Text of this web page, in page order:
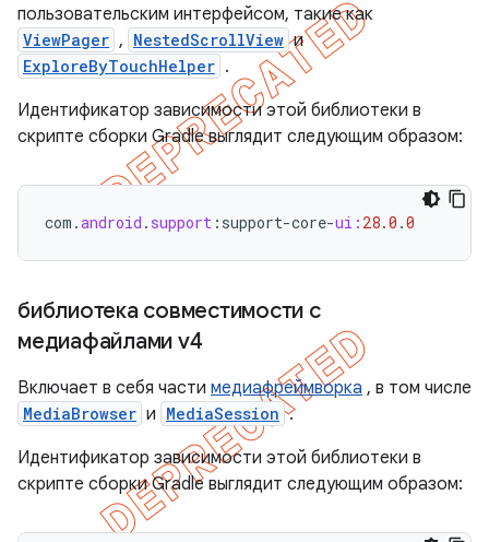
пользовательским интерфейсом, такие как
ViewPager , NestedScrollView и
ExploreByTouchHelper .
Идентификатор зависимости этой библиотеки в
скрипте сборки Gradle выглядит следующим образом:
com .android . support : support-core-ui: 28.0 .0
библиотека совместимости с
медиафайлами v4
Включает в себя части медиафреймворка , в том числе
MediaBrowser и MediaSession .
Идентификатор зависимости этой библиотеки в
скрипте сборки Gradle выглядит следующим образом: